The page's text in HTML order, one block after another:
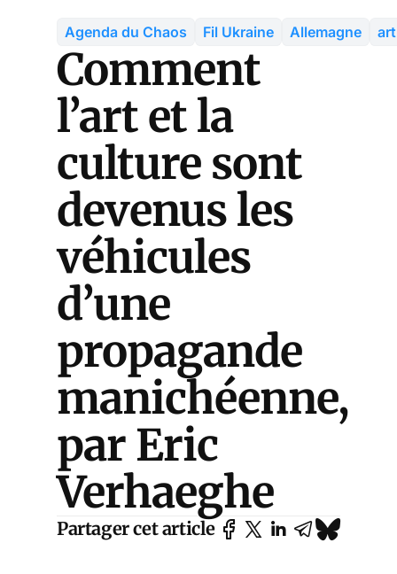
Agenda du Chaos Fil Ukraine Allemagne
Comment
l’art et la
culture sont
devenus les
véhicules
d’une
propagande
manichéenne,
par Eric
Verhaeghe
Partager cet article